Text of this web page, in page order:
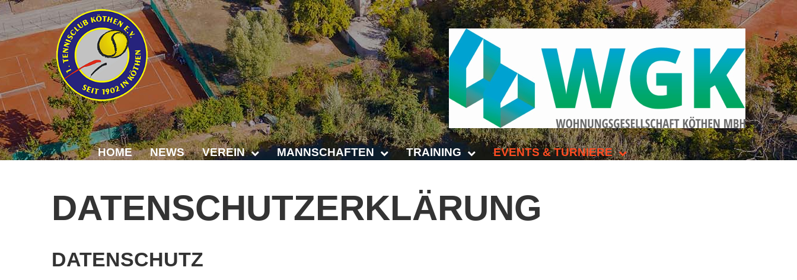
HOME NEWS VEREIN
Das Clubhaus
MANNSCHAFTEN
Punktspiele Wintersaison 2025/2026
TRAINING
Trainingszeiten
Trainer
EVENTS & TURNIERE
4-Städte-Turnier
DATENSCHUTZERKLÄRUNG
DATENSCHUTZ